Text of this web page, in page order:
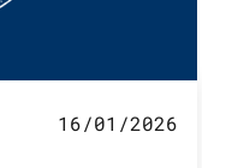
16/01/2026